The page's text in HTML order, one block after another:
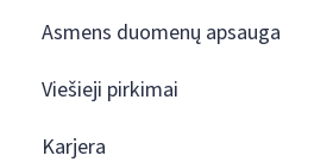
Asmens duomenų apsauga
Viešieji pirkimai
Karjera